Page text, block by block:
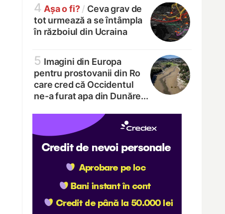
4 Așa o fi? / Ceva grav de
tot urmează a se întâmpla
în războiul din Ucraina
5 Imagini din Europa
pentru prostovanii din Ro
care cred că Occidentul
ne-a furat apa din Dunăre...